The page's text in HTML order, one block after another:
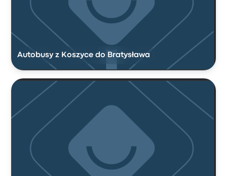
Autobusy z Koszyce do Bratysława